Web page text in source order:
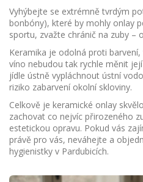
Vyhýbejte se extrémně tvrdým
bonbóny), které by mohly onlay
sportu, zvažte chránič na zuby –
Keramika je odolná proti
víno nebudou tak rychle měnit
jídle ústně vypláchnout ústní
riziko zabarvení okolní skloviny.
Celkově je keramické onlay
zachovat co nejvíc přirozeného
estetickou opravu. Pokud vás
právě pro vás, neváhejte a
hygienistky v Pardubicích.